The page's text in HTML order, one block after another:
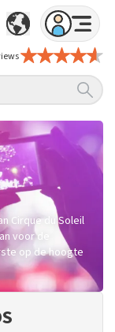
Cirque du Soleil
voor de
op de hoogte